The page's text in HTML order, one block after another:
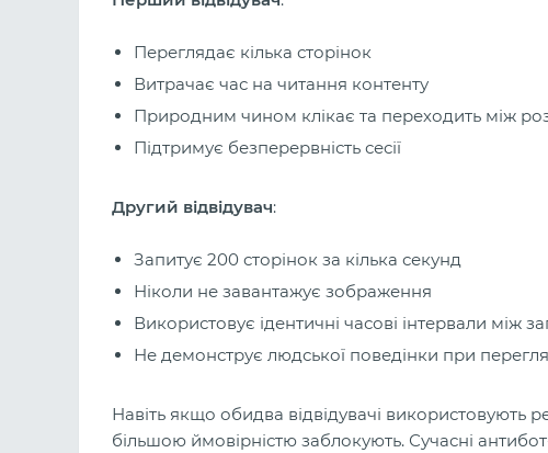
Переглядає кілька сторінок
Витрачає час на читання контенту
Природним чином клікає та переходить між
Підтримує безперервність сесії
Другий відвідувач:
Запитує 200 сторінок за кілька секунд
Ніколи не завантажує зображення
Використовує ідентичні часові інтервали між
Не демонструє людської поведінки при
Навіть якщо обидва відвідувачі використовують
більшою ймовірністю заблокують. Сучасні